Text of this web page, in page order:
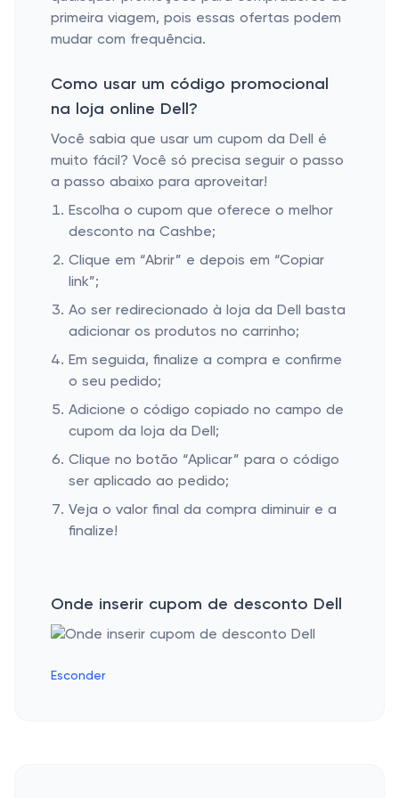
primeira viagem, pois essas ofertas podem
mudar com frequência.
Como usar um código promocional
na loja online Dell?
Você sabia que usar um cupom da Dell é
muito fácil? Você só precisa seguir o passo
a passo abaixo para aproveitar!
Escolha o cupom que oferece o melhor
desconto na Cashbe;
Clique em “Abrir” e depois em “Copiar
link”;
Ao ser redirecionado à loja da Dell basta
adicionar os produtos no carrinho;
Em seguida, finalize a compra e confirme
o seu pedido;
Adicione o código copiado no campo de
cupom da loja da Dell;
Clique no botão “Aplicar” para o código
ser aplicado ao pedido;
Veja o valor final da compra diminuir e a
finalize!
Onde inserir cupom de desconto Dell
Esconder